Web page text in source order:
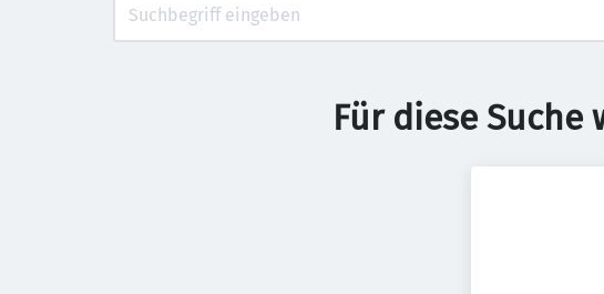
Für diese Suche